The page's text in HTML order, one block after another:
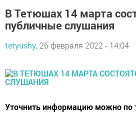
В Тетюшах 14 марта
публичные слушания
tetyushy, 26 февраля 2022 - 14:04
Уточнить информацию можно по